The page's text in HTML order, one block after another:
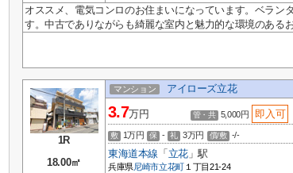
オススメ、電気コンロのお住まいになっています。ベラン
す。中古でありながらも綺麗な室内と魅力的な環境のある
1R
18.00㎡
マンション アイローズ立花
3.7万円 管・共 5,000円 即入可
敷 1万円 保 - 礼 3万円 償/敷 -/-
東海道本線 「 立花」駅
兵庫県尼崎市立花町 １丁目21-24